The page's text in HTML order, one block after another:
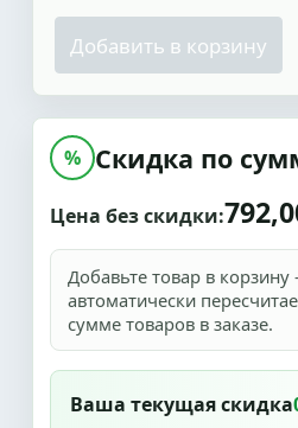
Добавить в корзину
% Скидка по
Цена без скидки:
Добавьте товар в
автоматически
сумме товаров в заказе.
Ваша текущая скидка